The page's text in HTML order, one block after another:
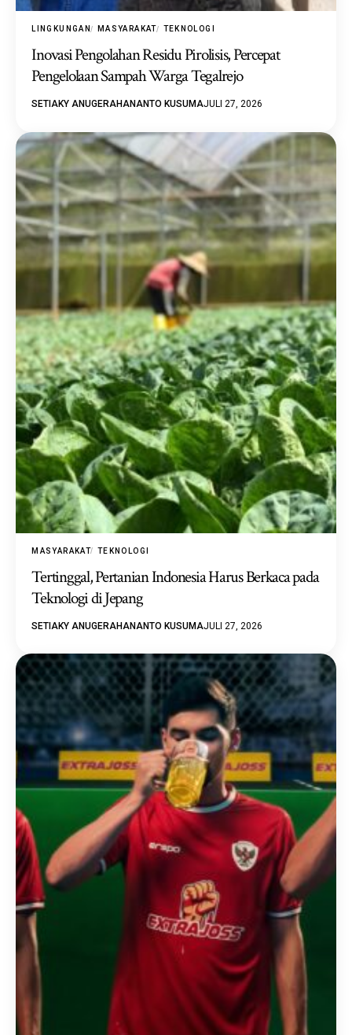
LINGKUNGAN MASYARAKAT TEKNOLOGI
Inovasi Pengolahan Residu Pirolisis, Percepat
Pengelolaan Sampah Warga Tegalrejo
SETIAKY ANUGERAHANANTO KUSUMAJULI 27, 2026
MASYARAKAT TEKNOLOGI
Tertinggal, Pertanian Indonesia Harus Berkaca pada
Teknologi di Jepang
SETIAKY ANUGERAHANANTO KUSUMAJULI 27, 2026